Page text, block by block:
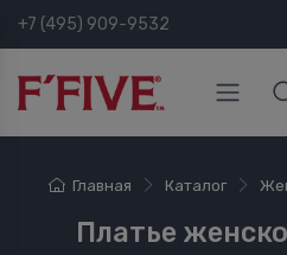
+7 (495) 909-9532
Главная Каталог
Платье